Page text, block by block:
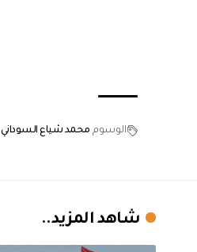
الوسوم محمد شياع السوداني
شاهد المزيد..